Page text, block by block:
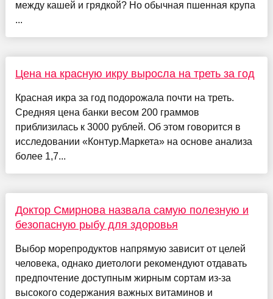
между кашей и грядкой? Но обычная пшенная крупа
...
Цена на красную икру выросла на треть за год
Красная икра за год подорожала почти на треть.
Средняя цена банки весом 200 граммов
приблизилась к 3000 рублей. Об этом говорится в
исследовании «Контур.Маркета» на основе анализа
более 1,7...
Доктор Смирнова назвала самую полезную и
безопасную рыбу для здоровья
Выбор морепродуктов напрямую зависит от целей
человека, однако диетологи рекомендуют отдавать
предпочтение доступным жирным сортам из-за
высокого содержания важных витаминов и